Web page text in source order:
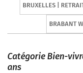
BRUXELLES |
BRABANT
Catégorie Bien-
ans